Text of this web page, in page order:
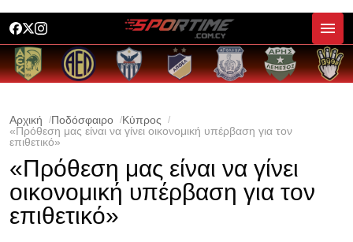
Αρχική Ποδόσφαιρο
Κύπρος
«Πρόθεση μας είναι να γίνει οικονομική υπέρβαση για τον
επιθετικό»
«Πρόθεση μας είναι να γίνει
οικονομική υπέρβαση για τον
επιθετικό»